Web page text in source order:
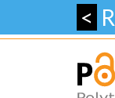
<